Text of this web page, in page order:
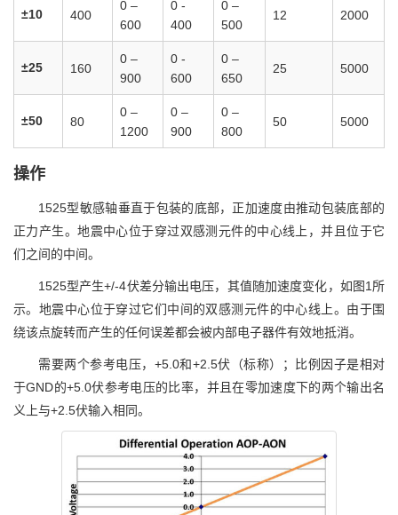
±10 400
0 –
600
0 -
400
0 –
500
12 2000
±25 160
0 –
900
0 -
600
0 –
650
25 5000
±50 80
0 –
1200
0 –
900
0 –
800
50 5000
操作
1525型敏感轴垂直于包装的底部，正加速度由推动包装底部的
正力产生。地震中心位于穿过双感测元件的中心线上，并且位于它
们之间的中间。
1525型产生+/-4伏差分输出电压，其值随加速度变化，如图1所
示。地震中心位于穿过它们中间的双感测元件的中心线上。由于围
绕该点旋转而产生的任何误差都会被内部电子器件有效地抵消。
需要两个参考电压，+5.0和+2.5伏（标称）；比例因子是相对
于GND的+5.0伏参考电压的比率，并且在零加速度下的两个输出名
义上与+2.5伏输入相同。